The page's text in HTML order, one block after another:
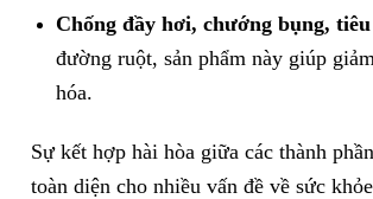
Chống đầy hơi, chướng bụng,
đường ruột, sản phẩm này giúp
hóa.
Sự kết hợp hài hòa giữa các thành
toàn diện cho nhiều vấn đề về sức